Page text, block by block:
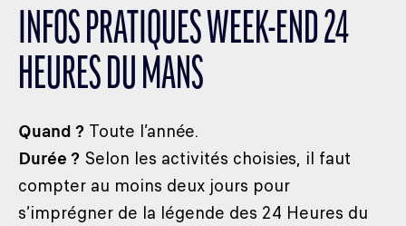
INFOS PRATIQUES WEEK-END 24
HEURES DU MANS
Quand ? Toute l’année.
Durée ? Selon les activités choisies, il faut
compter au moins deux jours pour
s’imprégner de la légende des 24 Heures du